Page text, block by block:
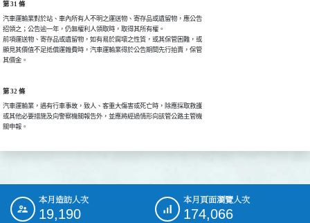
第 31 條
汽車運輸業對於站、車內所有人不明之運送物、寄存品或遺留物，應公告
招領之；公告逾一年，仍無權利人領取時，取得其所有權。
前項運送物、寄存品或遺留物，如有易於腐壞之性質，或其保管困難，或
顯見其價值不足抵償運雜費時，汽車運輸業得於公告期間先行拍賣，保管
其價金。
第 32 條
汽車運輸業，遇有行車事故，致人、客重大傷害或死亡時，除應採取救護
或其他必要措施及向警察機關報告外，並應將經過情形向該管公路主管機
關申報。
::: 本月造訪人次
19,190
本月頁面瀏覽人次
174,066